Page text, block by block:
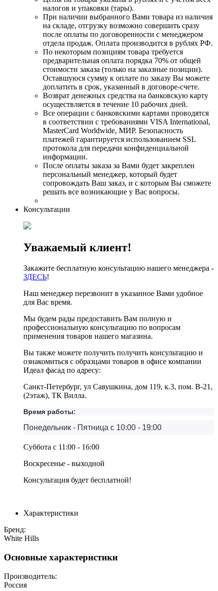
налогов и упаковки (тары).
При наличии выбранного Вами товара из наличия
на складе, отгрузку возможно совершить сразу
после оплаты по договоренности с менеджером
отдела продаж. Оплата производится в рублях РФ.
По некоторым позициям товара требуется
предварительная оплата порядка 70% от общей
стоимости заказа (только на заказные позиции).
Оставшуюся сумму к оплате по заказу Вы можете
доплатить в срок, указанный в договоре-счете.
Возврат денежных средства на банковскую карту
осуществляется в течение 10 рабочих дней.
Все операции с банковскими картами проводятся
в соответствии с требованиями VISA International,
MasterCard Worldwide, МИР. Безопасность
платежей гарантируется использованием SSL
протокола для передачи конфиденциальной
информации.
После оплаты заказа за Вами будет закреплен
персональный менеджер, который будет
сопровождать Ваш заказ, и с которым Вы сможете
решать все возникающие у Вас вопросы.
Консультации
Уважаемый клиент!
Закажите бесплатную консультацию нашего менеджера -
ЗДЕСЬ!
Наш менеджер перезвонит в указанное Вами удобное
для Вас время.
Мы будем рады предоставить Вам полную и
профессиональную консультацию по вопросам
применения товаров нашего магазина.
Вы также можете получить получить консультацию и
ознакомиться с образцами товаров в офисе компании
Идеал фасад по адресу:
Санкт-Петербург, ул Савушкина, дом 119, к.3, пом. В-21,
(2этаж), ТК Вилла.
Время работы:
Понедельник - Пятница с 10:00 - 19:00
Суббота с 11:00 - 16:00
Воскресенье - выходной
Консультация будет бесплатной!
Характеристики
Бренд:
White Hills
Основные характеристики
Производитель:
Россия